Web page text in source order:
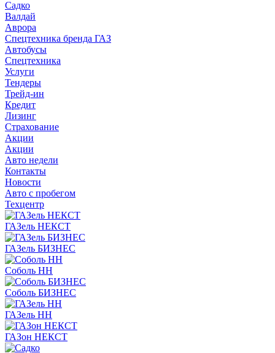
Садко
Валдай
Аврора
Спецтехника бренда ГАЗ
Автобусы
Спецтехника
Услуги
Тендеры
Трейд-ин
Кредит
Лизинг
Страхование
Акции
Акции
Авто недели
Контакты
Новости
Авто с пробегом
Техцентр
ГАЗель НЕКСТ
ГАЗель БИЗНЕС
Соболь НН
Соболь БИЗНЕС
ГАЗель НН
ГАЗон НЕКСТ